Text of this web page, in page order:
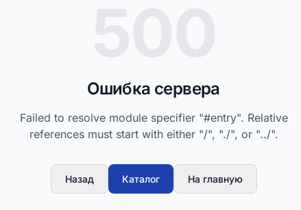
Ошибка сервера
Failed to resolve module specifier "#entry". Relative
references must start with either "/", "./", or "../".
Назад Каталог На главную